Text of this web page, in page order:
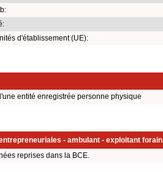
d'établissement (UE):
entité enregistrée personne physique
- ambulant - exploitant forain
reprises dans la BCE.